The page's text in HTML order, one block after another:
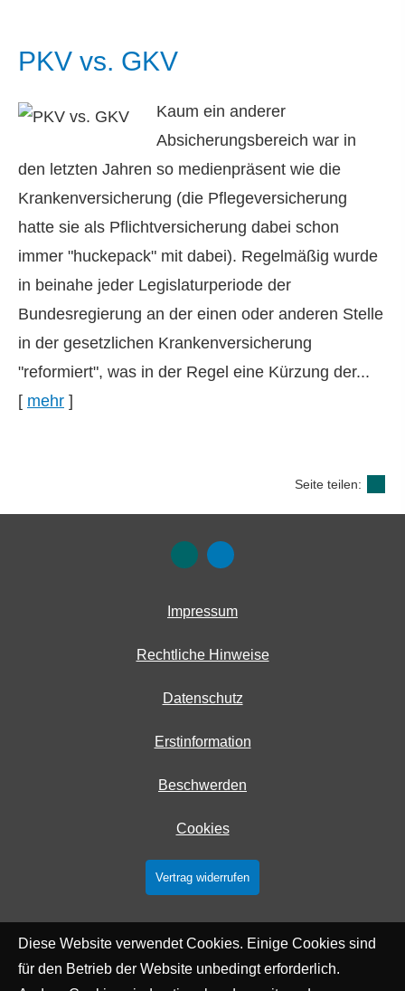
PKV vs. GKV
Kaum ein anderer
Absicherungsbereich war in
den letzten Jahren so medienpräsent wie die
Kranken­ver­si­che­rung (die Pflege­ver­si­che­rung
hatte sie als Pflichtversicherung dabei schon
immer "huckepack" mit dabei). Regelmäßig wurde
in beinahe jeder Legislaturperiode der
Bundesregierung an der einen oder anderen Stelle
in der gesetzlichen Kranken­ver­si­che­rung
"reformiert", was in der Regel eine Kürzung der...
[ mehr ]
Seite teilen:
Impressum
Rechtliche Hinweise
Datenschutz
Erstinformation
Beschwerden
Cookies
Vertrag widerrufen
Diese Website verwendet Cookies. Einige Cookies sind
für den Betrieb der Website unbedingt erforderlich.